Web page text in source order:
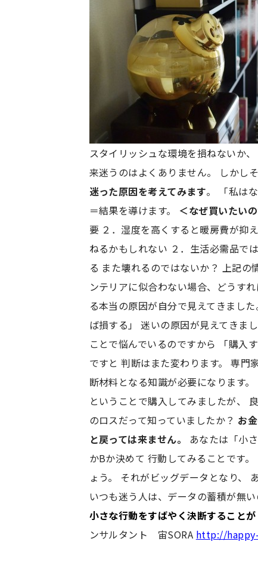
スタイリッシュな環境を損ねないか、
来迷うのはよくありません。 しかし
迷った原因を考えてみます。 「私は
＝結果を導けます。 ＜なぜ買いたい
要 ２．湿度を高くすると暖房費が抑
ねるかもしれない ２．生活必需品で
る また壊れるのではないか？ 上記の
ンテリアに似合わない場合、どうす
る本当の原因が自分で見えてきまし
ば損する」 迷いの原因が見えてきま
ことで悩んでいるのですから 「購入
ですと 判断はまた変わります。 専門
断材料となる知識が必要になります
ということで購入してみましたが、
のロスだって知っていましたか？ お
と戻っては来ません。
あなたは「小
かBか決めて 行動してみることです
ょう。 それがビッグデータとなり、
いつも迷う人は、データの蓄積が無
小さな行動をすばやく決断することが
ンサルタント 宙SORA http://